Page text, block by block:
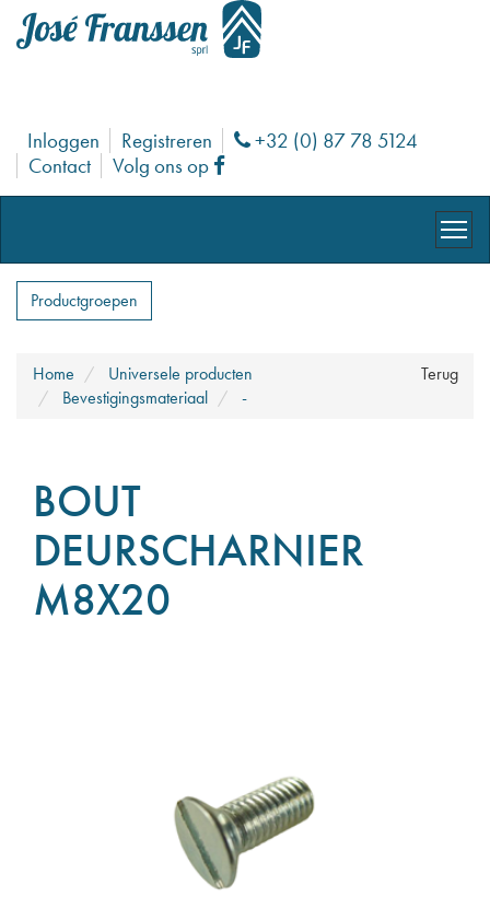
Inloggen Registreren Phone
+32 (0) 87 78 5124
Contact
Volg ons op Facebook
Productgroepen
Terug
Home
Universele producten
Bevestigingsmateriaal
-
BOUT
DEURSCHARNIER
M8X20